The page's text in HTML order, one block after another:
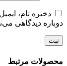
ذخیره نام،
دوباره دیدگاهی
محصولات مرتبط